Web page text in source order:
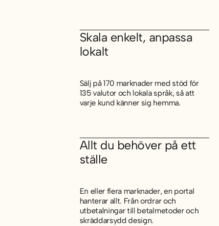
Skala enkelt, anpassa
lokalt
Sälj på 170 marknader med stöd för
135 valutor och lokala språk, så att
varje kund känner sig hemma.
Allt du behöver på ett
ställe
En eller flera marknader, en portal
hanterar allt. Från ordrar och
utbetalningar till betalmetoder och
skräddarsydd design.